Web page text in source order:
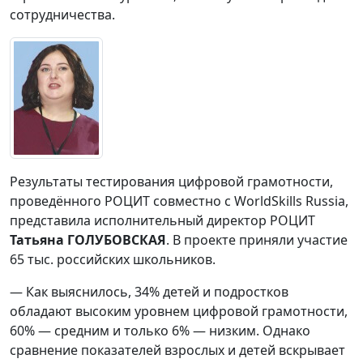
сотрудничества.
Результаты тестирования цифровой грамотности,
проведённого РОЦИТ совместно с WorldSkills Russia,
представила исполнительный директор РОЦИТ
Татьяна ГОЛУБОВСКАЯ. В проекте приняли участие
65 тыс. российских школьников.
— Как выяснилось, 34% детей и подростков
обладают высоким уровнем цифровой грамотности,
60% — средним и только 6% — низким. Однако
сравнение показателей взрослых и детей вскрывает